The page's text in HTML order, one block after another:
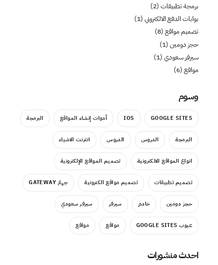
برمجة تطبيقات(2)
بوابات الدفع الالكتروني(1)
تصميم مواقع(8)
حجز دومين(1)
سيرفر سعودي(1)
مواقع(6)
وسوم
GOOGLE SITES
IOS أدوات إنشاء المواقع البرمجة
البرمجة الدروس الدروس انترنت الاشياء
انواع المواقع الالكترونية تصميم المواقع الإلكترونية
تصميم تطبيقات تصميم مواقع الكترونية جهاز GATEWAY
حجز دومين خادم سيرفر سيرفر سعودي
عيوب GOOGLE SITES مواقع مواقع
احدث منشورات